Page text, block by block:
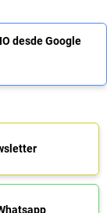
desde Google